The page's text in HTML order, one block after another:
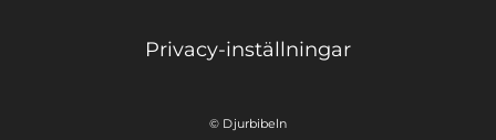
Privacy-inställningar
© Djurbibeln